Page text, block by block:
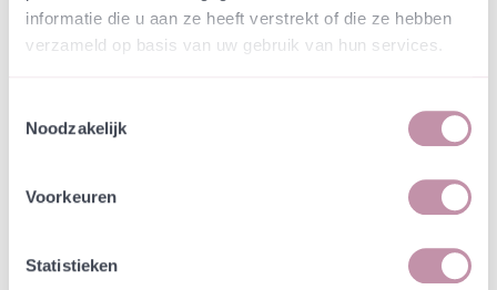
informatie die u aan ze heeft verstrekt of die ze hebben
verzameld op basis van uw gebruik van hun services.
Noodzakelijk
Voorkeuren
Statistieken
In een zakje zitten genoeg zaden om
tientallen planten op te kweken.
incl. btw
In winkelwagen Bewaren
Jouw bestelling draagt bij aan meer biodiversiteit